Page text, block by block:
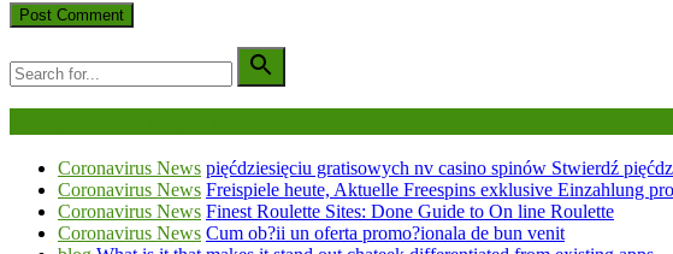
Coronavirus News pięćdziesięciu gratisowych nv casino spinów Stwierdź
Coronavirus News Freispiele heute, Aktuelle Freespins exklusive Einzahlung
Coronavirus News Finest Roulette Sites: Done Guide to On line Roulette
Coronavirus News Cum ob?ii un oferta promo?ionala de bun venit